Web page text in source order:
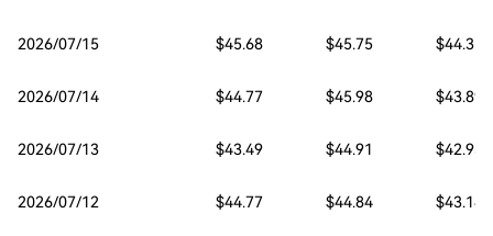
2026/07/15 $45.68 $45.75 $44.35
2026/07/14 $44.77 $45.98 $43.89
2026/07/13 $43.49 $44.91 $42.93
2026/07/12 $44.77 $44.84 $43.14